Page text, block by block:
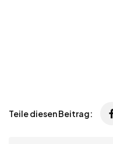
Teile diesen Beitrag: